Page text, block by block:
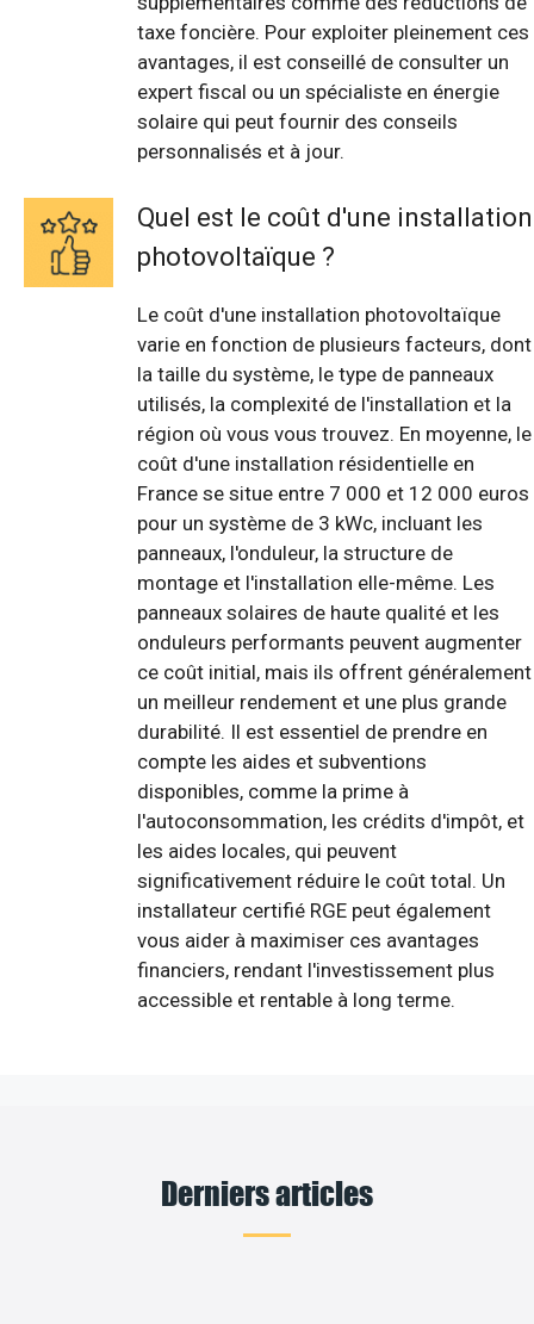
taxe foncière. Pour exploiter pleinement ces
avantages, il est conseillé de consulter un
expert fiscal ou un spécialiste en énergie
solaire qui peut fournir des conseils
personnalisés et à jour.
Quel est le coût d'une installation
photovoltaïque ?
Le coût d'une installation photovoltaïque
varie en fonction de plusieurs facteurs, dont
la taille du système, le type de panneaux
utilisés, la complexité de l'installation et la
région où vous vous trouvez. En moyenne, le
coût d'une installation résidentielle en
France se situe entre 7 000 et 12 000 euros
pour un système de 3 kWc, incluant les
panneaux, l'onduleur, la structure de
montage et l'installation elle-même. Les
panneaux solaires de haute qualité et les
onduleurs performants peuvent augmenter
ce coût initial, mais ils offrent généralement
un meilleur rendement et une plus grande
durabilité. Il est essentiel de prendre en
compte les aides et subventions
disponibles, comme la prime à
l'autoconsommation, les crédits d'impôt, et
les aides locales, qui peuvent
significativement réduire le coût total. Un
installateur certifié RGE peut également
vous aider à maximiser ces avantages
financiers, rendant l'investissement plus
accessible et rentable à long terme.
Derniers articles